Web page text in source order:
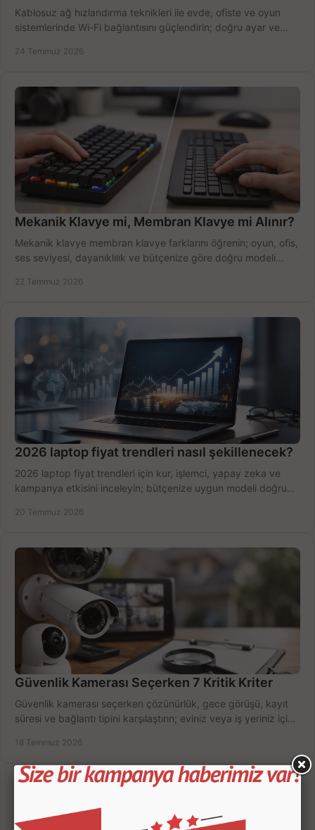
Kablosuz ağ hızlandırma teknikleri ile evde, ofiste ve oyun
sistemlerinde Wi-Fi bağlantısını güçlendirin; doğru ayar ve
24 Temmuz 2026
Mekanik Klavye mi, Membran Klavye mi Alınır?
Mekanik klavye membran klavye farklarını öğrenin; oyun, ofis,
ses seviyesi, dayanıklılık ve bütçenize göre doğru modeli
22 Temmuz 2026
2026 laptop fiyat trendleri nasıl şekillenecek?
2026 laptop fiyat trendleri için kur, işlemci, yapay zeka ve
kampanya etkisini inceleyin; bütçenize uygun modeli doğru
20 Temmuz 2026
Güvenlik Kamerası Seçerken 7 Kritik Kriter
Güvenlik kamerası seçerken çözünürlük, gece görüşü, kayıt
süresi ve bağlantı tipini karşılaştırın; eviniz veya iş yeriniz için
18 Temmuz 2026